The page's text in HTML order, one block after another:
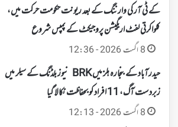
کے ٹی آر کی وارننگ کے بعد ریونت حکومت حرکت میں،
کلواکرتی لفٹ اریگیشن پروجیکٹ کے پمپس شروع
8 اگست 2026 - 12:36
حیدرآباد کے بنجارہ ہلز میں BRK نیوز بلڈنگ کے سیلر میں
زبردست آگ، 11 افراد کو بحفاظت نکالا گیا
8 اگست 2026 - 12:13